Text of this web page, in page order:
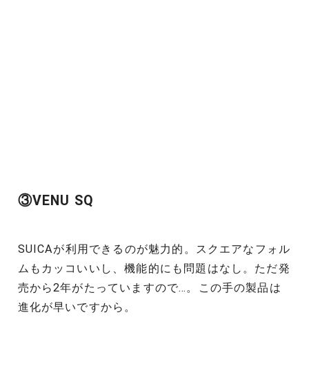
③VENU SQ
SUICAが利用できるのが魅力的。スクエアなフォル
ムもカッコいいし、機能的にも問題はなし。ただ発
売から2年がたっていますので…。この手の製品は
進化が早いですから。